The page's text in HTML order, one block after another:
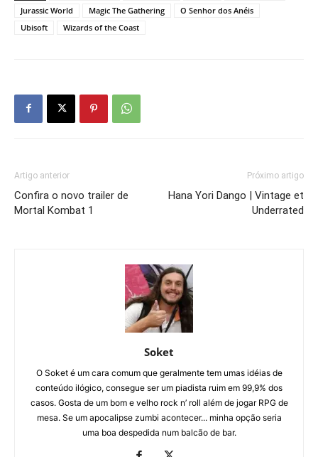
Jurassic World Magic The Gathering
O Senhor dos Anéis
Ubisoft
Wizards of the Coast
Artigo anterior
Confira o novo trailer de
Mortal Kombat 1
Próximo artigo
Hana Yori Dango | Vintage et
Underrated
Soket
O Soket é um cara comum que geralmente tem umas idéias de
conteúdo ilógico, consegue ser um piadista ruim em 99,9% dos
casos. Gosta de um bom e velho rock n’ roll além de jogar RPG de
mesa. Se um apocalipse zumbi acontecer... minha opção seria
uma boa despedida num balcão de bar.